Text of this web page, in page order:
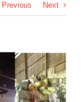
Previous Next